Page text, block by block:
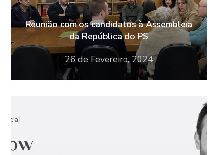
Reunião com os candidatos à Assembleia
da República do PS
26 de Fevereiro, 2024